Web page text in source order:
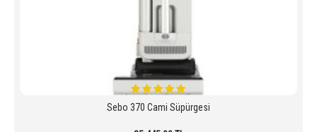
Sebo 370 Cami Süpürgesi